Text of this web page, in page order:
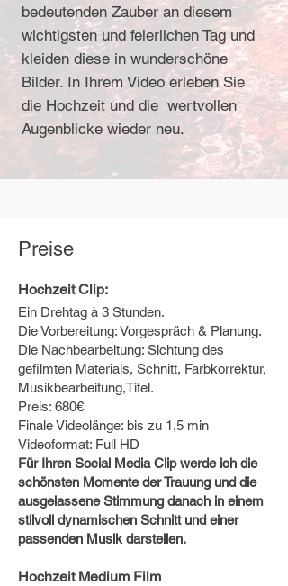
bedeutenden Zauber an diesem
wichtigsten und feierlichen Tag und
kleiden diese in wunderschöne
Bilder. In Ihrem Video erleben Sie
die Hochzeit und die wertvollen
Augenblicke wieder neu.
Preise
Hochzeit Clip:
Ein Drehtag à 3 Stunden.
Die Vorbereitung: Vorgespräch & Planung.
Die Nachbearbeitung: Sichtung des
gefilmten Materials, Schnitt, Farbkorrektur,
Musikbearbeitung,Titel.
Preis: 680€
Finale Videolänge: bis zu 1,5 min
Videoformat: Full HD
Für Ihren Social Media Clip werde ich die
schönsten Momente der Trauung und die
ausgelassene Stimmung danach in einem
stilvoll dynamischen Schnitt und einer
passenden Musik darstellen.
Hochzeit Medium Film